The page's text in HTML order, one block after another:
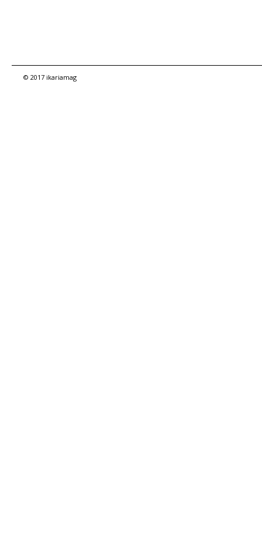
© 2017 ikariamag